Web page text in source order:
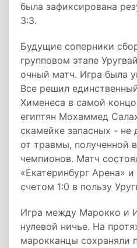
была зафиксирована
3:3.
Будущие соперники
групповом этапе
очный матч. Игра была
Все решил
Хименеса в самой
египтян Мохаммед
скамейке запасных - не
от травмы, полученной
чемпионов. Матч
«Екатеринбург Арена»
счетом 1:0 в пользу
Игра между Марокко и
нулевой ничье. На
марокканцы сохраняли